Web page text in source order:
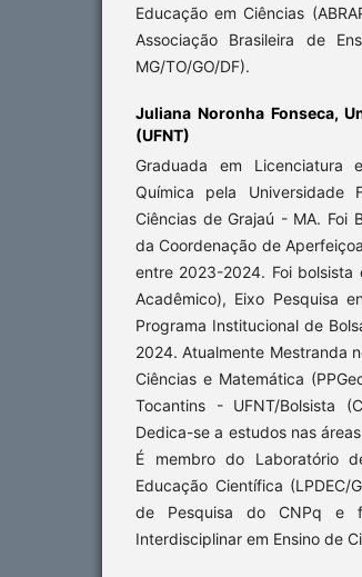
Educação em Ciências
Associação Brasileira de
MG/TO/GO/DF).
Juliana Noronha Fonseca,
(UFNT)
Graduada em Licenciatura
Química pela
Ciências de Grajaú - MA. Foi
da Coordenação de
entre 2023-2024. Foi bolsista
Acadêmico), Eixo Pesquisa
Programa Institucional de
2024. Atualmente Mestranda
Ciências e Matemática
Tocantins - UFNT/Bolsista
Dedica-se a estudos nas
É membro do Laboratório
Educação Científica (LPDEC/
de Pesquisa do CNPq e
Interdisciplinar em Ensino de